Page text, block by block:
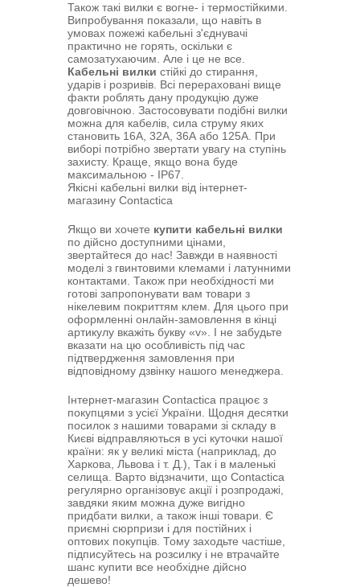
Також такі вилки є вогне- і термостійкими.
Випробування показали, що навіть в
умовах пожежі кабельні з'єднувачі
практично не горять, оскільки є
самозатухаючим. Але і це не все.
Кабельні вилки стійкі до стирання,
ударів і розривів. Всі перераховані вище
факти роблять дану продукцію дуже
довговічною. Застосовувати подібні вилки
можна для кабелів, сила струму яких
становить 16А, 32А, 36А або 125А. При
виборі потрібно звертати увагу на ступінь
захисту. Краще, якщо вона буде
максимальною - IP67.
Якісні кабельні вилки від інтернет-
магазину Contactica
Якщо ви хочете купити кабельні вилки
по дійсно доступними цінами,
звертайтеся до нас! Завжди в наявності
моделі з гвинтовими клемами і латунними
контактами. Також при необхідності ми
готові запропонувати вам товари з
нікелевим покриттям клем. Для цього при
оформленні онлайн-замовлення в кінці
артикулу вкажіть букву «v». І не забудьте
вказати на цю особливість під час
підтвердження замовлення при
відповідному дзвінку нашого менеджера.
Інтернет-магазин Contactica працює з
покупцями з усієї України. Щодня десятки
посилок з нашими товарами зі складу в
Києві відправляються в усі куточки нашої
країни: як у великі міста (наприклад, до
Харкова, Львова і т. Д.), Так і в маленькі
селища. Варто відзначити, що Contactica
регулярно організовує акції і розпродажі,
завдяки яким можна дуже вигідно
придбати вилки, а також інші товари. Є
приємні сюрпризи і для постійних і
оптових покупців. Тому заходьте частіше,
підписуйтесь на розсилку і не втрачайте
шанс купити все необхідне дійсно
дешево!